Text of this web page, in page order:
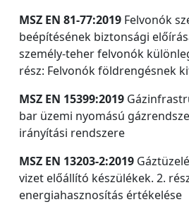
MSZ EN 81-77:2019 Felvonók
beépítésének biztonsági
személy-teher felvonók
rész: Felvonók földrengésnek
MSZ EN 15399:2019
bar üzemi nyomású
irányítási rendszere
MSZ EN 13203-2:2019
vizet előállító készülékek. 2.
energiahasznosítás értékelése